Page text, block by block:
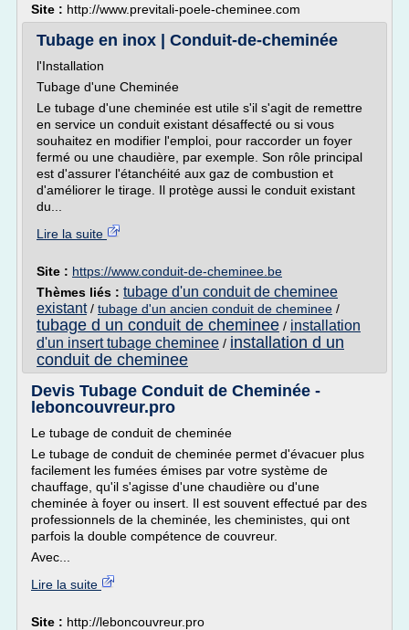
Site : http://www.previtali-poele-cheminee.com
Tubage en inox | Conduit-de-cheminée
l'Installation
Tubage d'une Cheminée
Le tubage d'une cheminée est utile s'il s'agit de remettre
en service un conduit existant désaffecté ou si vous
souhaitez en modifier l'emploi, pour raccorder un foyer
fermé ou une chaudière, par exemple. Son rôle principal
est d'assurer l'étanchéité aux gaz de combustion et
d'améliorer le tirage. Il protège aussi le conduit existant
du...
Lire la suite
Site : https://www.conduit-de-cheminee.be
Thèmes liés : tubage d'un conduit de cheminee
existant/ tubage d'un ancien conduit de cheminee /
tubage d un conduit de cheminee / installation
d'un insert tubage cheminee / installation d un
conduit de cheminee
Devis Tubage Conduit de Cheminée -
leboncouvreur.pro
Le tubage de conduit de cheminée
Le tubage de conduit de cheminée permet d'évacuer plus
facilement les fumées émises par votre système de
chauffage, qu'il s'agisse d'une chaudière ou d'une
cheminée à foyer ou insert. Il est souvent effectué par des
professionnels de la cheminée, les cheministes, qui ont
parfois la double compétence de couvreur.
Avec...
Lire la suite
Site : http://leboncouvreur.pro